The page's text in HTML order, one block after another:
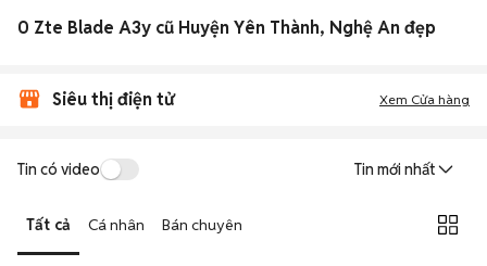
0 Zte Blade A3y cũ Huyện Yên Thành, Nghệ An đẹp
Siêu thị điện tử Xem Cửa hàng
Tin có video Tin mới nhất
Tất cả Cá nhân Bán chuyên